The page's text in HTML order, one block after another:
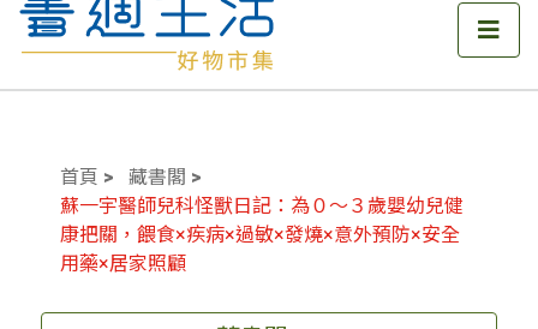
首頁
藏書閣
蘇一宇醫師兒科怪獸日記：為０～３歲嬰幼兒健
康把關，餵食×疾病×過敏×發燒×意外預防×安全
用藥×居家照顧